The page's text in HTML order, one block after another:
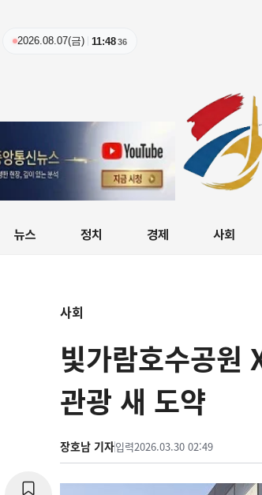
2026.08.07(금) 11:4837
뉴스 정치 경제 사회
사회
빛가람호수공원
관광 새 도약
장호남 기자입력2026.03.30 02:49